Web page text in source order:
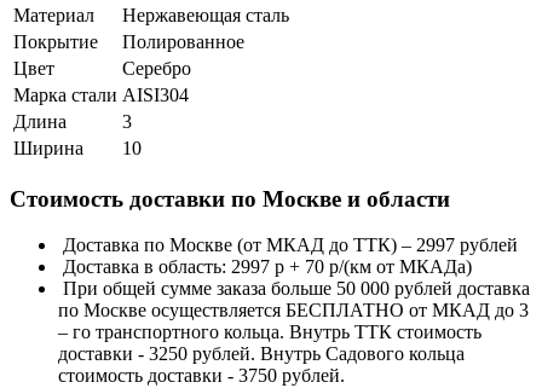
Материал
Нержавеющая сталь
Покрытие
Полированное
Цвет
Серебро
Марка стали AISI304
Длина
3
Ширина
10
Стоимость доставки по Москве и области
Доставка по Москве (от МКАД до ТТК) – 2997 рублей
Доставка в область: 2997 р + 70 р/(км от МКАДа)
При общей сумме заказа больше 50 000 рублей доставка
по Москве осуществляется БЕСПЛАТНО от МКАД до 3
– го транспортного кольца. Внутрь ТТК стоимость
доставки - 3250 рублей. Внутрь Садового кольца
стоимость доставки - 3750 рублей.